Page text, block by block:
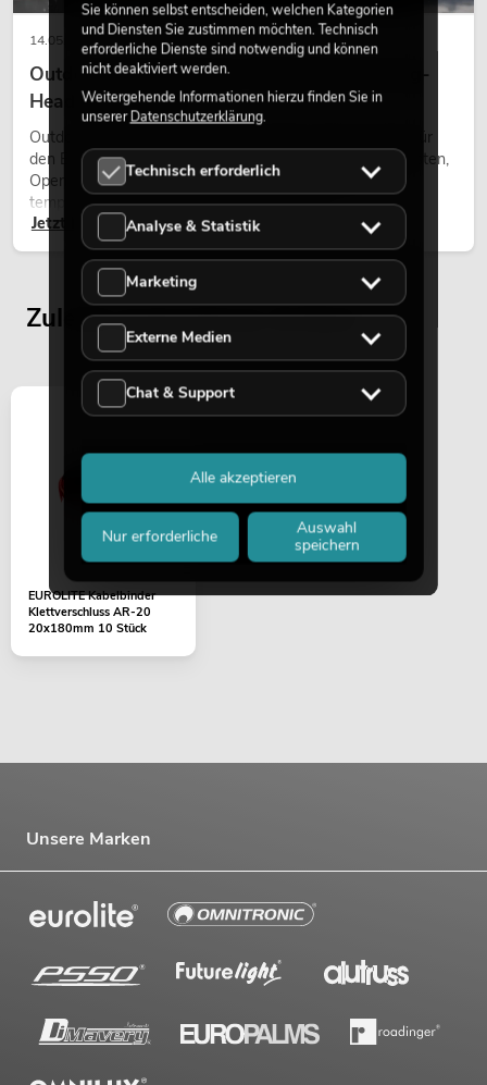
14.05.2026
Outdoor Moving-Heads: Wetterfeste Moving-
Heads bei Events
Outdoor Moving-Heads sind bewegliche Scheinwerfer für
den Einsatz im Freien. Sie werden bei Festivals, Stadtfesten,
Open-Air-Konzerten, Architekturinszenierungen und
temporären Außeninstallationen eingesetzt.
Jetzt lesen
Zuletzt angesehene Artikel
EUROLITE Kabelbinder
Klettverschluss AR-20
20x180mm 10 Stück
Unsere Marken
Sie können selbst entscheiden, welchen Kategorien
und Diensten Sie zustimmen möchten. Technisch
erforderliche Dienste sind notwendig und können
nicht deaktiviert werden.
Weitergehende Informationen hierzu finden Sie in
unsererDatenschutzerklärung.
Technisch erforderlich
Analyse & Statistik
Marketing
Externe Medien
Chat & Support
Nur erforderliche
Auswahl
speichern
Alle akzeptieren